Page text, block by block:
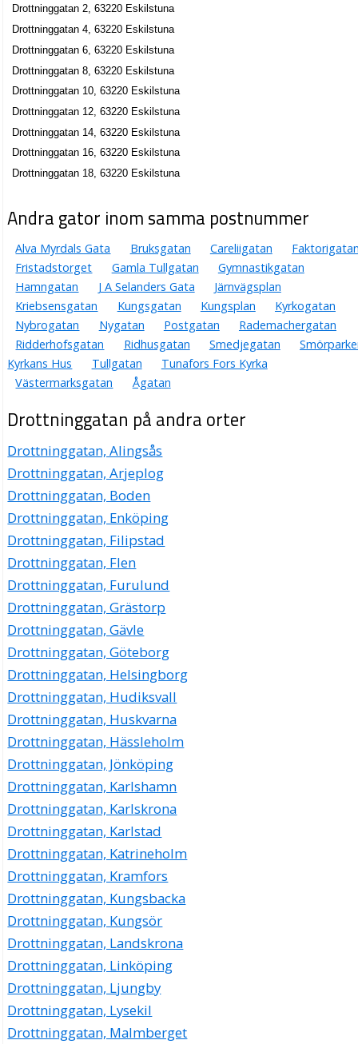
Drottninggatan 16, 63220 Eskilstuna
iCess AB
Lina Sofia Nilsson
016-5519034
Drottninggatan 16 B, 63220 Eskilstuna
iCess Finans AB
Per Anders Skogsberg
Drottninggatan 16 B, 63220 Eskilstuna
SYSteam Datakonsult i Mälardalen AB
016-429000
Drottninggatan 16 B, 63220 Eskilstuna
SYSteam Medical System AB
Lars Christer Blomstrand
016-429000
Drottninggatan 16 B, 63220 Eskilstuna
SYSteam Mälardalen AB
Peter Mathias Dyberg
Drottninggatan 16 B, 63220 Eskilstuna
SYSteam Health & Care Sweden AB
Anna Ylva Elisabeth Hennig
Drottninggatan 16b, 63220 Eskilstuna
Hår Salongen Virveln HB
016-126660
Macbeth HB
Drottninggatan 18, 63220 Eskilstuna
AB Legoknektarna
Lars Agne Ulrik Agneson
Drottninggatan 18, 63220 Eskilstuna
Dödskalle AB
Adam Nicklas Berg
Drottninggatan 4, 63220 Eskilstuna
King Of NothinG AB
Adam Nicklas Berg
016-153859
PPA Bolagen AB
Inger Anna-Lena Lindberg Andersson
016-482290
Drottninggatan 4, 63220 Eskilstuna
TREJENT AB
Inger Anna-Lena Lindberg Andersson
016-512233
Drottninggatan 4, 63220 Eskilstuna
RTM Business Partner AB
Drottninggatan 2, 63220 Eskilstuna
Drottninggatan 4, 63220 Eskilstuna
Drottninggatan 6, 63220 Eskilstuna
Drottninggatan 8, 63220 Eskilstuna
Drottninggatan 10, 63220 Eskilstuna
Drottninggatan 12, 63220 Eskilstuna
Drottninggatan 14, 63220 Eskilstuna
Drottninggatan 16, 63220 Eskilstuna
Drottninggatan 18, 63220 Eskilstuna
Andra gator inom samma postnummer
Alva Myrdals Gata Bruksgatan Careliigatan
Fristadstorget
Gamla Tullgatan
Gymnastikgatan
Hamngatan
J A Selanders Gata
Järnvägsplan
Kriebsensgatan
Kungsgatan Kungsplan
Kyrkogatan
Nybrogatan
Nygatan Postgatan
Rademachergatan
Ridderhofsgatan
Ridhusgatan Smedjegatan
Kyrkans Hus
Tullgatan
Tunafors Fors Kyrka
Västermarksgatan
Ågatan
Drottninggatan på andra orter
Drottninggatan, Alingsås
Drottninggatan, Arjeplog
Drottninggatan, Boden
Drottninggatan, Enköping
Drottninggatan, Filipstad
Drottninggatan, Flen
Drottninggatan, Furulund
Drottninggatan, Grästorp
Drottninggatan, Gävle
Drottninggatan, Göteborg
Drottninggatan, Helsingborg
Drottninggatan, Hudiksvall
Drottninggatan, Huskvarna
Drottninggatan, Hässleholm
Drottninggatan, Jönköping
Drottninggatan, Karlshamn
Drottninggatan, Karlskrona
Drottninggatan, Karlstad
Drottninggatan, Katrineholm
Drottninggatan, Kramfors
Drottninggatan, Kungsbacka
Drottninggatan, Kungsör
Drottninggatan, Landskrona
Drottninggatan, Linköping
Drottninggatan, Ljungby
Drottninggatan, Lysekil
Drottninggatan, Malmberget